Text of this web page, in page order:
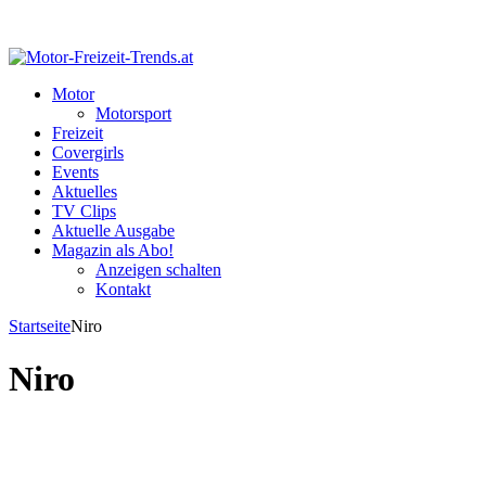
Motor
Motorsport
Freizeit
Covergirls
Events
Aktuelles
TV Clips
Aktuelle Ausgabe
Magazin als Abo!
Anzeigen schalten
Kontakt
StartseiteNiro
Niro